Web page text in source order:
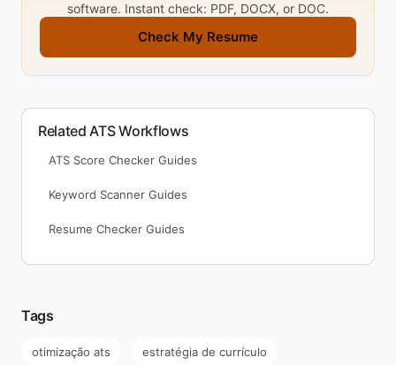
software. Instant check: PDF, DOCX, or DOC.
Check My Resume
Related ATS Workflows
ATS Score Checker Guides
Keyword Scanner Guides
Resume Checker Guides
Tags
otimização ats estratégia de currículo